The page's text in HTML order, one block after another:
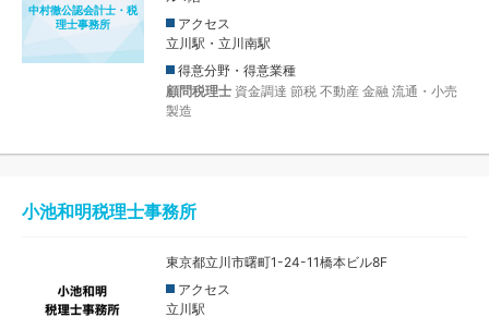
中村徹公認会計士・税
理士事務所
アクセス
立川駅・立川南駅
得意分野・得意業種
顧問税理士 資金調達 節税 不動産 金融 流通・小売
製造
小池和明税理士事務所
東京都立川市曙町1-24-11橋本ビル8F
アクセス
立川駅